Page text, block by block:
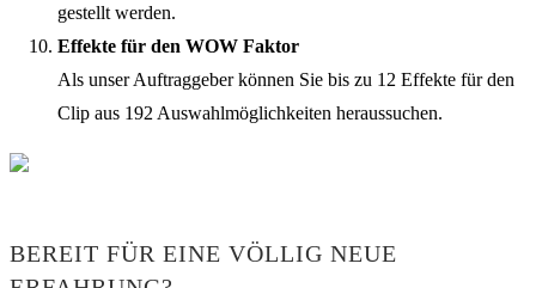
gestellt werden.
Effekte für den WOW Faktor
Als unser Auftraggeber können Sie bis zu 12 Effekte für den
Clip aus 192 Auswahlmöglichkeiten heraussuchen.
BEREIT FÜR EINE VÖLLIG NEUE